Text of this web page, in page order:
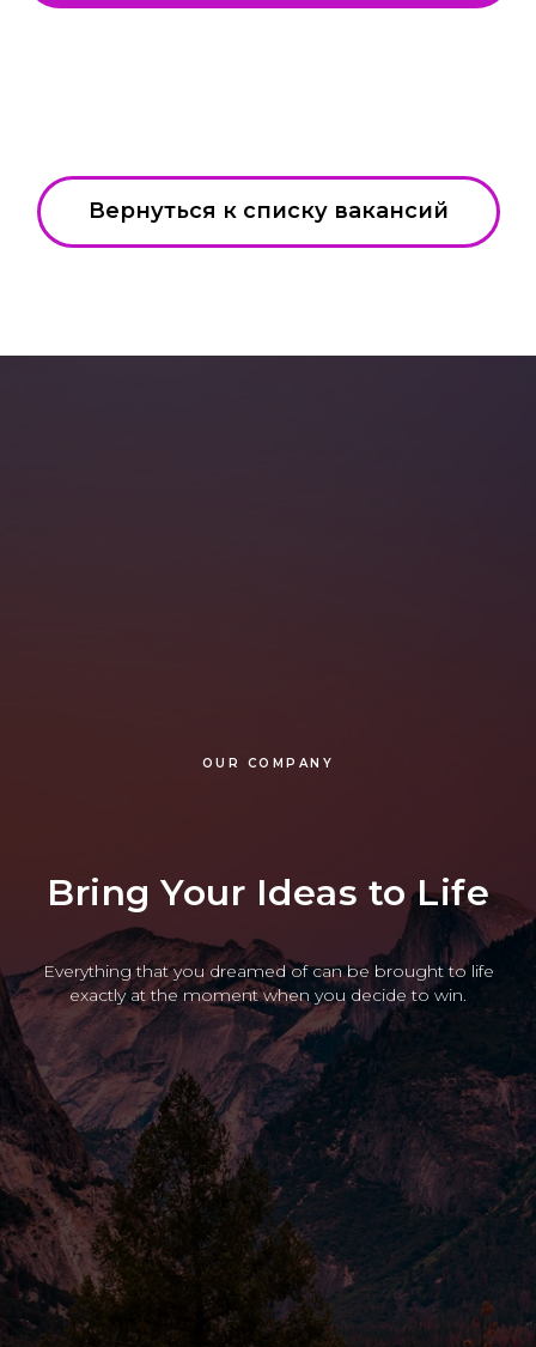
Вернуться к списку вакансий
OUR COMPANY
Bring Your Ideas to Life
Everything that you dreamed of can be brought to life
exactly at the moment when you decide to win.